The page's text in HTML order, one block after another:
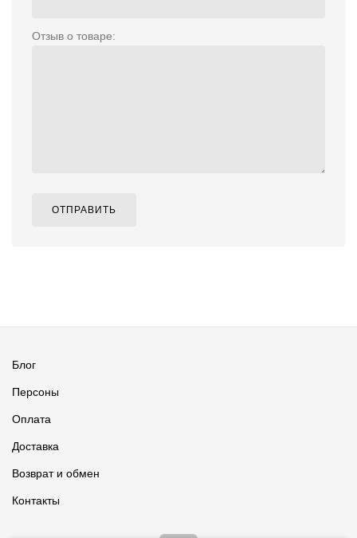
Отзыв о товаре:
ОТПРАВИТЬ
Блог
Персоны
Оплата
Доставка
Возврат и обмен
Контакты